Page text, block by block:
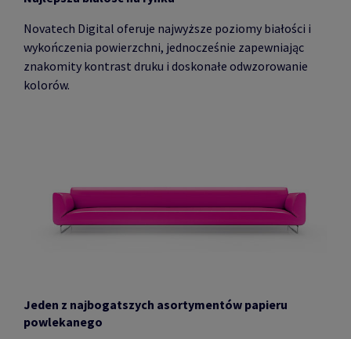
Novatech Digital oferuje najwyższe poziomy białości i
wykończenia powierzchni, jednocześnie zapewniając
znakomity kontrast druku i doskonałe odwzorowanie
kolorów.
Jeden z najbogatszych asortymentów papieru
powlekanego